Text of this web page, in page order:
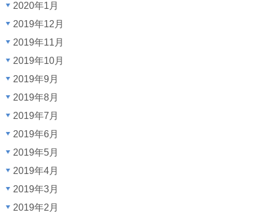
2020年1月
2019年12月
2019年11月
2019年10月
2019年9月
2019年8月
2019年7月
2019年6月
2019年5月
2019年4月
2019年3月
2019年2月